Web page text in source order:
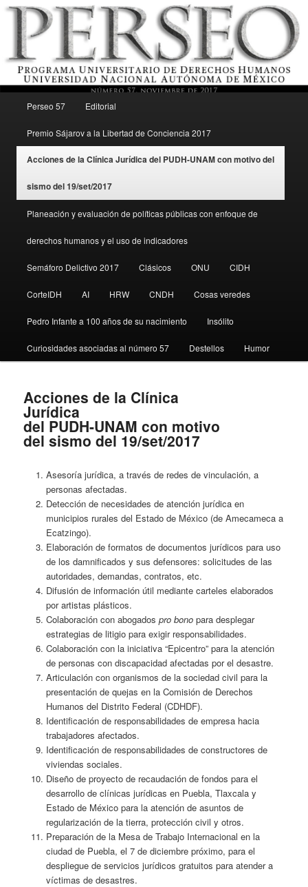
Perseo – PUDH UNAM
Ir al contenido secundario
Perseo 57 Editorial
Premio Sájarov a la Libertad de Conciencia 2017
Acciones de la Clínica Jurídica del PUDH-UNAM con motivo del
sismo del 19/set/2017
Planeación y evaluación de políticas públicas con enfoque de
derechos humanos y el uso de indicadores
Semáforo Delictivo 2017 Clásicos ONU CIDH
CorteIDH AI HRW CNDH Cosas veredes
Pedro Infante a 100 años de su nacimiento Insólito
Curiosidades asociadas al número 57 Destellos Humor
Acciones de la Clínica
Jurídica
del PUDH-UNAM con motivo
del sismo del 19/set/2017
Asesoría jurídica, a través de redes de vinculación, a
personas afectadas.
Detección de necesidades de atención jurídica en
municipios rurales del Estado de México (de Amecameca a
Ecatzingo).
Elaboración de formatos de documentos jurídicos para uso
de los damnificados y sus defensores: solicitudes de las
autoridades, demandas, contratos, etc.
Difusión de información útil mediante carteles elaborados
por artistas plásticos.
Colaboración con abogados pro bonopara desplegar
estrategias de litigio para exigir responsabilidades.
Colaboración con la iniciativa “Epicentro” para la atención
de personas con discapacidad afectadas por el desastre.
Articulación con organismos de la sociedad civil para la
presentación de quejas en la Comisión de Derechos
Humanos del Distrito Federal (CDHDF).
Identificación de responsabilidades de empresa hacia
trabajadores afectados.
Identificación de responsabilidades de constructores de
viviendas sociales.
Diseño de proyecto de recaudación de fondos para el
desarrollo de clínicas jurídicas en Puebla, Tlaxcala y
Estado de México para la atención de asuntos de
regularización de la tierra, protección civil y otros.
Preparación de la Mesa de Trabajo Internacional en la
ciudad de Puebla, el 7 de diciembre próximo, para el
despliegue de servicios jurídicos gratuitos para atender a
víctimas de desastres.